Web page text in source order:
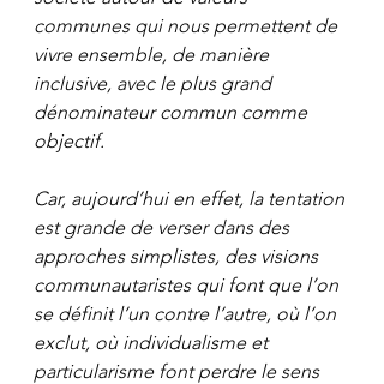
communes qui nous permettent de
vivre ensemble, de manière
inclusive, avec le plus grand
dénominateur commun comme
objectif.
Car, aujourd’hui en effet, la tentation
est grande de verser dans des
approches simplistes, des visions
communautaristes qui font que l’on
se définit l’un contre l’autre, où l’on
exclut, où individualisme et
particularisme font perdre le sens